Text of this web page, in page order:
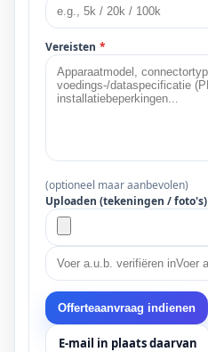
Vereisten *
(optioneel maar aanbevolen)
Uploaden (tekeningen / foto's)
Offerteaanvraag indienen
E-mail in plaats daarvan